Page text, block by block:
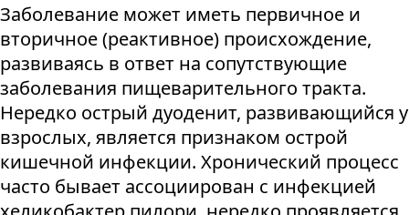
Отправить вопрос
Заболевание может иметь первичное и
вторичное (реактивное) происхождение,
развиваясь в ответ на сопутствующие
заболевания пищеварительного тракта.
Нередко острый дуоденит, развивающийся у
взрослых, является признаком острой
кишечной инфекции. Хронический процесс
часто бывает ассоциирован с инфекцией